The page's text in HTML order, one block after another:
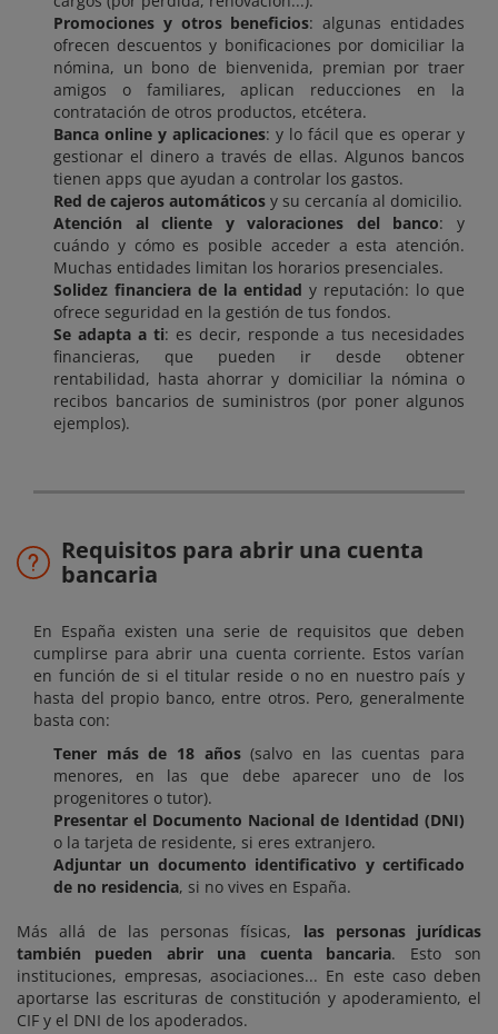
Promociones y otros beneficios: algunas entidades
ofrecen descuentos y bonificaciones por domiciliar la
nómina, un bono de bienvenida, premian por traer
amigos o familiares, aplican reducciones en la
contratación de otros productos, etcétera.
Banca online y aplicaciones: y lo fácil que es operar y
gestionar el dinero a través de ellas. Algunos bancos
tienen apps que ayudan a controlar los gastos.
Red de cajeros automáticos y su cercanía al domicilio.
Atención al cliente y valoraciones del banco: y
cuándo y cómo es posible acceder a esta atención.
Muchas entidades limitan los horarios presenciales.
Solidez financiera de la entidad y reputación: lo que
ofrece seguridad en la gestión de tus fondos.
Se adapta a ti: es decir, responde a tus necesidades
financieras, que pueden ir desde obtener
rentabilidad, hasta ahorrar y domiciliar la nómina o
recibos bancarios de suministros (por poner algunos
ejemplos).
Requisitos para abrir una cuenta
bancaria
En España existen una serie de requisitos que deben
cumplirse para abrir una cuenta corriente. Estos varían
en función de si el titular reside o no en nuestro país y
hasta del propio banco, entre otros. Pero, generalmente
basta con:
Tener más de 18 años(salvo en las cuentas para
menores, en las que debe aparecer uno de los
progenitores o tutor).
Presentar el Documento Nacional de Identidad (DNI)
o la tarjeta de residente, si eres extranjero.
Adjuntar un documento identificativo y certificado
de no residencia, si no vives en España.
Más allá de las personas físicas, las personas jurídicas
también pueden abrir una cuenta bancaria. Esto son
instituciones, empresas, asociaciones... En este caso deben
aportarse las escrituras de constitución y apoderamiento, el
CIF y el DNI de los apoderados.